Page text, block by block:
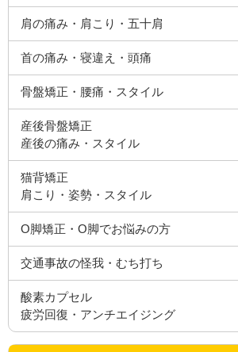
肩の痛み・肩こり・五十肩
首の痛み・寝違え・頭痛
骨盤矯正・腰痛・スタイル
産後骨盤矯正
産後の痛み・スタイル
猫背矯正
肩こり・姿勢・スタイル
O脚矯正・O脚でお悩みの方
交通事故の怪我・むち打ち
酸素カプセル
疲労回復・アンチエイジング